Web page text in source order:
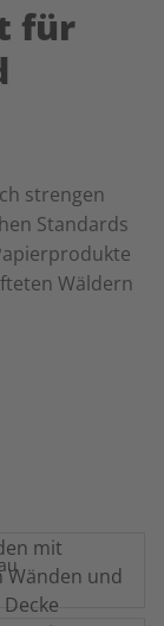
für
strengen
Standards
Wäldern